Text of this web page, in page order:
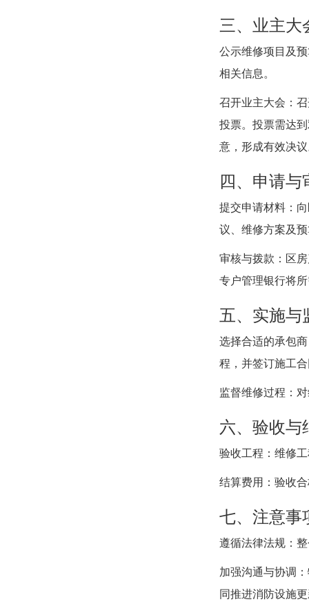
三、业主大
公示维修项目及
相关信息。
召开业主大会：
投票。投票需达
意，形成有效决
四、申请与
提交申请材料：
议、维修方案及
审核与拨款：区
专户管理银行将
五、实施与
选择合适的承包
程，并签订施工
监督维修过程：
六、验收与
验收工程：维修
结算费用：验收
七、注意事
遵循法律法规：
加强沟通与协调
同推进消防设施